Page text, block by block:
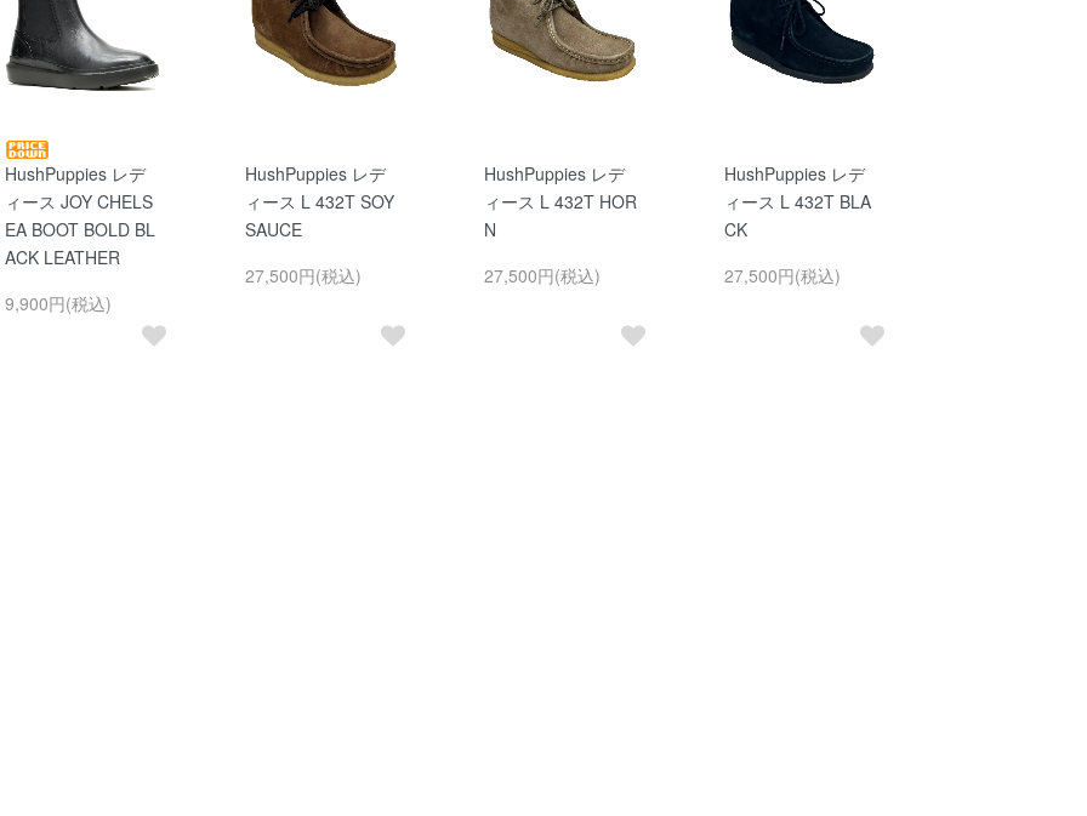
HushPuppies レデ
ィース JOY CHELS
EA BOOT BOLD BL
ACK LEATHER
9,900円(税込)
HushPuppies レデ
ィース L 432T SOY
SAUCE
27,500円(税込)
HushPuppies レデ
ィース L 432T HOR
N
27,500円(税込)
HushPuppies レデ
ィース L 432T BLA
CK
27,500円(税込)